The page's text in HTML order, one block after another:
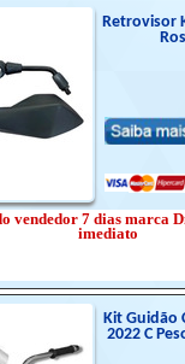
Retrovisor
vendedor 7 dias marca
imediato
Kit Guidão
2022 C